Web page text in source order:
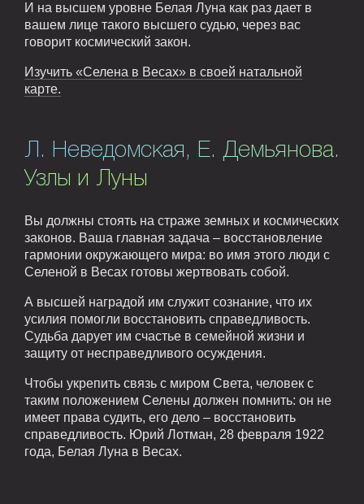
И на высшем уровне Белая Луна как раз дает в
вашем лице такого высшего судью, через вас
говорит космический закон.
Изучить «Селена в Весах» в своей натальной
карте.
Л. Неведомская, Е. Демьянова.
Узлы и Луны
Вы должны стоять на страже земных и космических
законов. Ваша главная задача – восстановление
гармонии окружающего мира: во имя этого люди с
Селеной в Весах готовы жертвовать собой.
А высшей наградой им служит сознание, что их
усилия помогли восстановить справедливость.
Судьба дарует им счастье в семейной жизни и
защиту от несправедливого осуждения.
Чтобы укрепить связь с миром Света, человек с
таким положением Селены должен помнить: он не
имеет права судить, его дело – восстановить
справедливость. Юрий Лотман, 28 февраля 1922
года, Белая Луна в Весах.